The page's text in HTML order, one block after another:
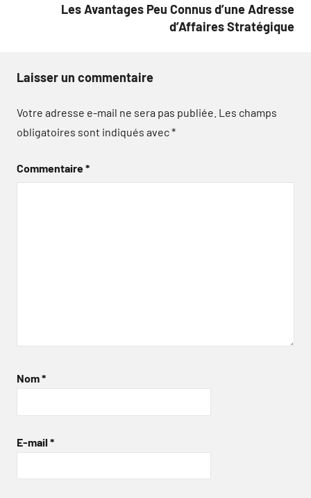
Les Avantages Peu Connus d’une Adresse
d’Affaires Stratégique
Laisser un commentaire
Votre adresse e-mail ne sera pas publiée. Les champs
obligatoires sont indiqués avec*
Commentaire*
Nom*
E-mail *